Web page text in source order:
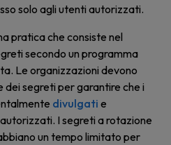
solo agli utenti autorizzati.
pratica che consiste nel
secondo un programma
Le organizzazioni devono
segreti per garantire che i
divulgati e
I segreti a rotazione
un tempo limitato per